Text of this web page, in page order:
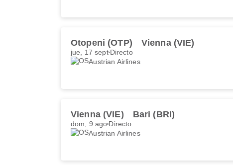
Otopeni (OTP) Vienna (VIE)
jue, 17 septDirecto
Austrian Airlines
Vienna (VIE) Bari (BRI)
dom, 9 ago Directo
Austrian Airlines